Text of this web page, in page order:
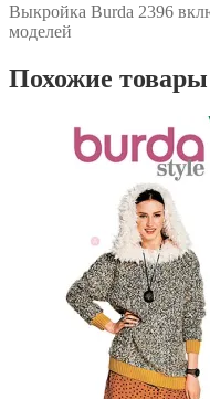
Выкройка Burda 2396
моделей
Похожие товары